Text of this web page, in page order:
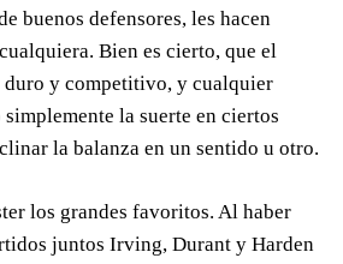
buenos defensores, les hacen
Bien es cierto, que el
duro y competitivo, y cualquier
la suerte en ciertos
la balanza en un sentido u otro.
los grandes favoritos. Al haber
juntos Irving, Durant y Harden